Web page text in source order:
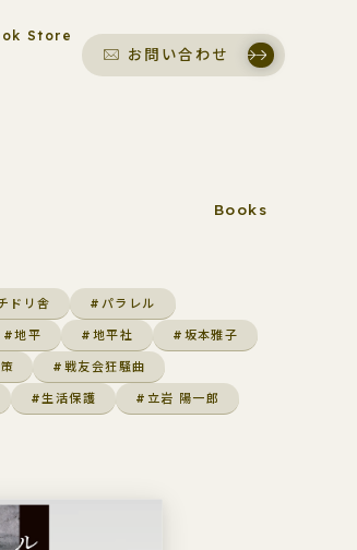
Store
お問い合わせ
Books
ドリ舎 #パラレル
#地平 #地平社 #坂本雅子
#戦友会狂騒曲
#生活保護 #立岩 陽一郎